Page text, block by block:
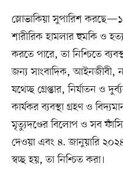
স্লোভাকিয়া সুপারিশ
শারীরিক হামলার হুমকি ও
করতে পারে, তা নিশ্চিতে
জন্য সাংবাদিক, আইনজীবী,
যথেচ্ছ গ্রেপ্তার, নির্যাতন ও
কার্যকর ব্যবস্থা গ্রহণ ও
মৃত্যুদণ্ডের বিলোপ ও সব
দেওয়া এবং ৪. জানুয়ারি
স্বচ্ছ হয়, তা নিশ্চিত করা।